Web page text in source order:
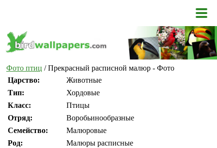
Фото птиц / Прекрасный расписной малюр - Фото
Царство:
Животные
Тип:
Хордовые
Класс:
Птицы
Отряд:
Воробьинообразные
Семейство:
Малюровые
Род:
Малюры расписные